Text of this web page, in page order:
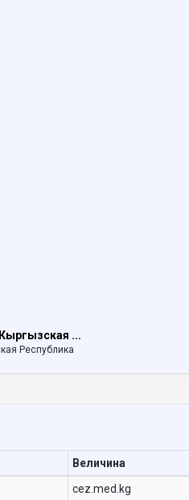
...
Республика
Величина
cez.med.kg